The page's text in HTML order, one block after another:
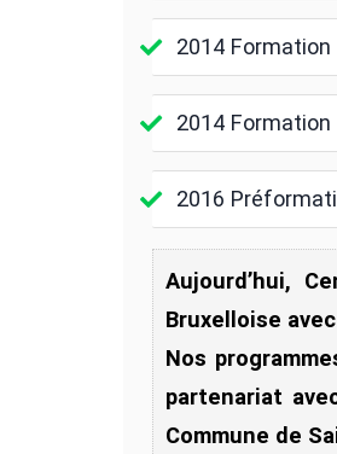
2014
2014
2016
Aujourd’hui,
Bruxelloise
Nos
partenariat
Commune de